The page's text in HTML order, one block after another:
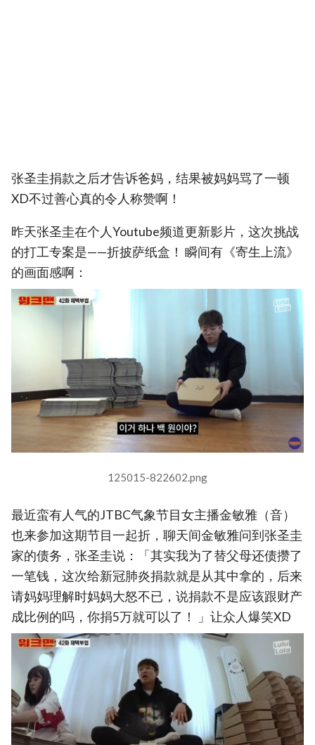
张圣圭捐款之后才告诉爸妈，结果被妈妈骂了一顿
XD不过善心真的令人称赞啊！
昨天张圣圭在个人Youtube频道更新影片，这次挑战
的打工专案是——折披萨纸盒！ 瞬间有《寄生上流》
的画面感啊：
125015-822602.png
最近蛮有人气的JTBC气象节目女主播金敏雅（音）
也来参加这期节目一起折，聊天间金敏雅问到张圣圭
家的债务，张圣圭说：「其实我为了替父母还债攒了
一笔钱，这次给新冠肺炎捐款就是从其中拿的，后来
请妈妈理解时妈妈大怒不已，说捐款不是应该跟财产
成比例的吗，你捐5万就可以了！ 」让众人爆笑XD